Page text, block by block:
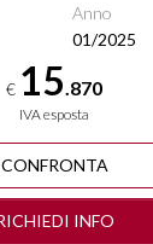
Anno
01/2025
€ 15.870
IVA esposta
CONFRONTA
RICHIEDI INFO